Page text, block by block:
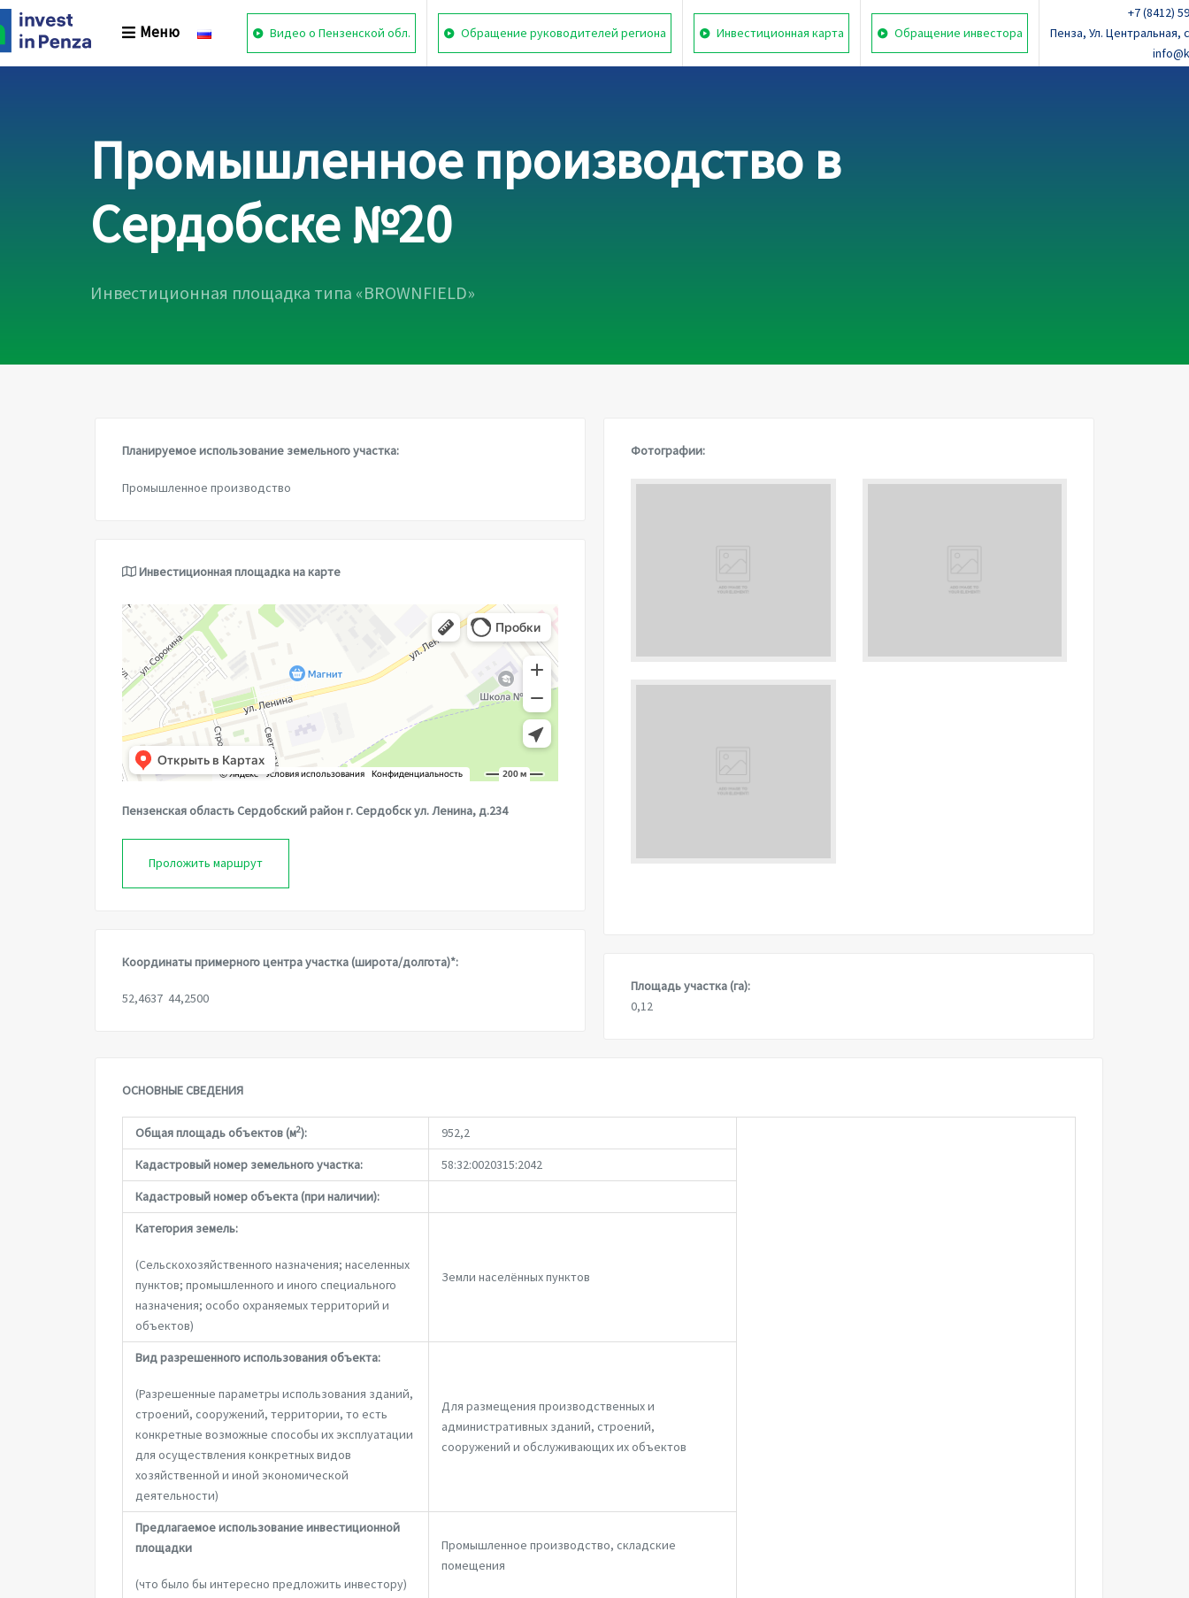
Skip
links
Skip
to
primary
navigation
Меню Видео о Пензенской обл. Обращение руководителей региона Инвестиционная карта Обращение инвестора
+7 (8412)
Пенза, Ул. Центральная,
info@
Промышленное производство в
Сердобске №20
Инвестиционная площадка типа «BROWNFIELD»
Планируемое использование земельного участка:
Промышленное производство
Инвестиционная площадка на карте
Сердобск
Микрорайон Ясенки — Яндекс.Карты
Пензенская область Сердобский район г. Сердобск ул. Ленина, д.234
Проложить маршрут
Координаты примерного центра участка (широта/долгота)*:
52,4637 44,2500
Фотографии:
Площадь участка (га):
0,12
ОСНОВНЫЕ СВЕДЕНИЯ
Общая площадь объектов (м2):
952,2
Кадастровый номер земельного участка:
58:32:0020315:2042
Кадастровый номер объекта (при наличии):
Категория земель:
(Сельскохозяйственного назначения; населенных
пунктов; промышленного и иного специального
назначения; особо охраняемых территорий и
объектов)
Земли населённых пунктов
Вид разрешенного использования объекта:
(Разрешенные параметры использования зданий,
строений, сооружений, территории, то есть
конкретные возможные способы их эксплуатации
для осуществления конкретных видов
хозяйственной и иной экономической
деятельности)
Для размещения производственных и
административных зданий, строений,
сооружений и обслуживающих их объектов
Предлагаемое использование инвестиционной
площадки
(что было бы интересно предложить инвестору)
Промышленное производство, складские
помещения